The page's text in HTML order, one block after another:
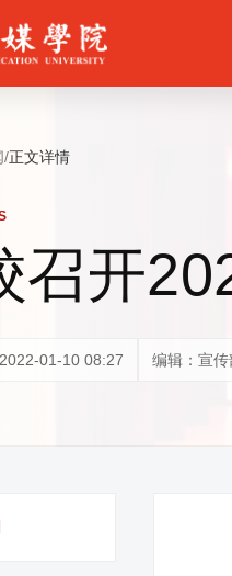
/正文详情
召开
01-10 08:27 编辑：宣传